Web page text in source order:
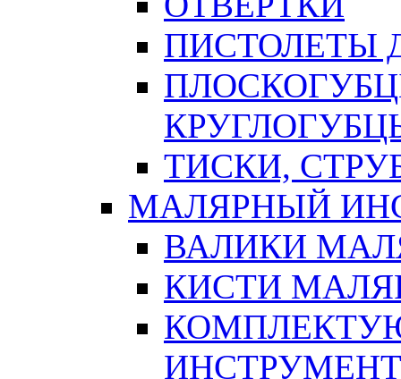
ПИСТОЛЕТЫ
ТИСКИ,
МАЛЯРНЫЙ
ВАЛИКИ
КИСТИ